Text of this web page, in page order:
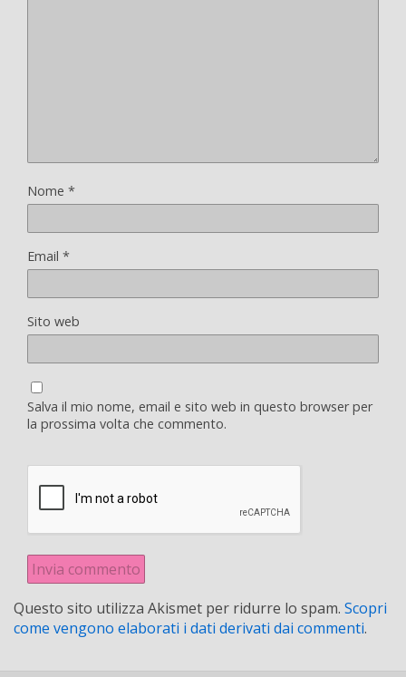
Nome *
Email *
Sito web
Salva il mio nome, email e sito web in questo browser per
la prossima volta che commento.
Questo sito utilizza Akismet per ridurre lo spam. Scopri
come vengono elaborati i dati derivati dai commenti.